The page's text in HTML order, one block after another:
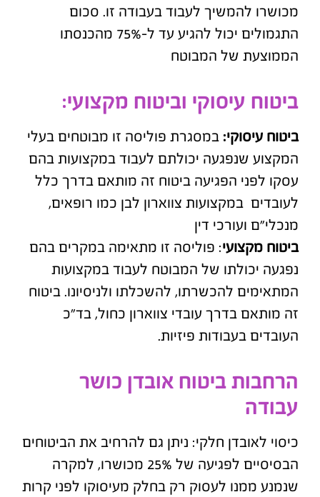
מכושרו להמשיך לעבוד בעבודה זו. סכום
התגמולים יכול להגיע עד ל-75% מהכנסתו
הממוצעת של המבוטח
ביטוח עיסוקי וביטוח מקצועי:
ביטוח עיסוקי: במסגרת פוליסה זו מבוטחים בעלי
המקצוע שנפגעה יכולתם לעבוד במקצועות בהם
עסקו לפני הפגיעה ביטוח זה מותאם בדרך כלל
לעובדים במקצועות צווארון לבן כמו רופאים,
מנכלי"ם ועורכי דין
ביטוח מקצועי: פוליסה זו מתאימה במקרים בהם
נפגעה יכולתו של המבוטח לעבוד במקצועות
המתאימים להכשרתו, להשכלתו ולניסיונו. ביטוח
זה מותאם בדרך עובדי צווארון כחול, בד"כ
העובדים בעבודות פיזיות.
הרחבות ביטוח אובדן כושר
עבודה
כיסוי לאובדן חלקי: ניתן גם להרחיב את הביטוחים
הבסיסיים לפגיעה של 25% מכושרו, למקרה
שנמנע ממנו לעסוק רק בחלק מעיסוקו לפני קרות